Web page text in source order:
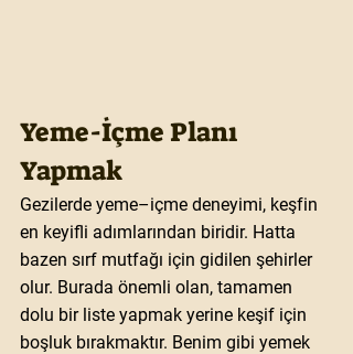
Yeme-İçme Planı
Yapmak
Gezilerde yeme–içme deneyimi, keşfin
en keyifli adımlarından biridir. Hatta
bazen sırf mutfağı için gidilen şehirler
olur. Burada önemli olan, tamamen
dolu bir liste yapmak yerine keşif için
boşluk bırakmaktır. Benim gibi yemek